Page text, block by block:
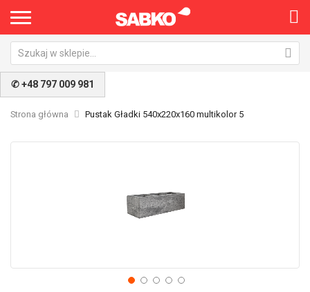
✆ +48 797 009 981
Strona główna Pustak Gładki 540x220x160 multikolor 5